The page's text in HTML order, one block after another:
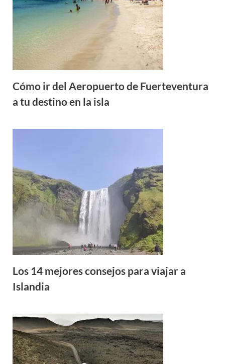
Cómo ir del Aeropuerto de Fuerteventura
a tu destino en la isla
Los 14 mejores consejos para viajar a
Islandia